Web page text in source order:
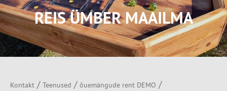
REIS ÜMBER MAAILMA
Kontakt / Teenused / õuemängude rent DEMO /